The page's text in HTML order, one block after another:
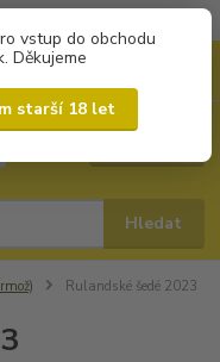
vstup do obchodu
Děkujeme
starší 18 let
Hledat
Rulandské šedé 2023